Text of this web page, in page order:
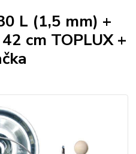
L (1,5 mm) +
cm TOPLUX +